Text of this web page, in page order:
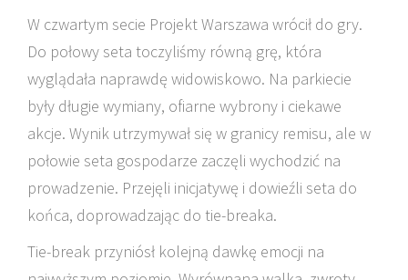
W czwartym secie Projekt Warszawa wrócił do gry.
Do połowy seta toczyliśmy równą grę, która
wyglądała naprawdę widowiskowo. Na parkiecie
były długie wymiany, ofiarne wybrony i ciekawe
akcje. Wynik utrzymywał się w granicy remisu, ale w
połowie seta gospodarze zaczęli wychodzić na
prowadzenie. Przejęli inicjatywę i dowieźli seta do
końca, doprowadzając do tie-breaka.
Tie-break przyniósł kolejną dawkę emocji na